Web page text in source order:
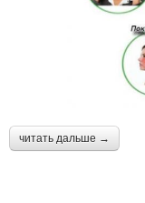
читать дальше →